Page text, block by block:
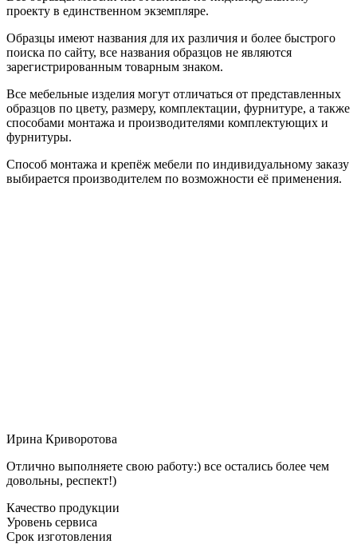
проекту в единственном экземпляре.
Образцы имеют названия для их различия и более быстрого
поиска по сайту, все названия образцов не являются
зарегистрированным товарным знаком.
Все мебельные изделия могут отличаться от представленных
образцов по цвету, размеру, комплектации, фурнитуре, а также
способами монтажа и производителями комплектующих и
фурнитуры.
Способ монтажа и крепёж мебели по индивидуальному заказу
выбирается производителем по возможности её применения.
Ирина Криворотова
Отлично выполняете свою работу:) все остались более чем
довольны, респект!)
Качество продукции
Уровень сервиса
Срок изготовления